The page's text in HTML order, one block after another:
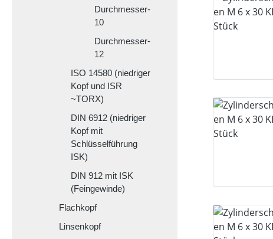
Durchmesser-
10
Durchmesser-
12
ISO 14580 (niedriger
Kopf und ISR
~TORX)
DIN 6912 (niedriger
Kopf mit
Schlüsselführung
ISK)
DIN 912 mit ISK
(Feingewinde)
Flachkopf
Linsenkopf